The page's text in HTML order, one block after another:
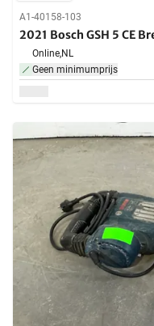
A1-40158-103
Online,NL
Geen minimumprijs